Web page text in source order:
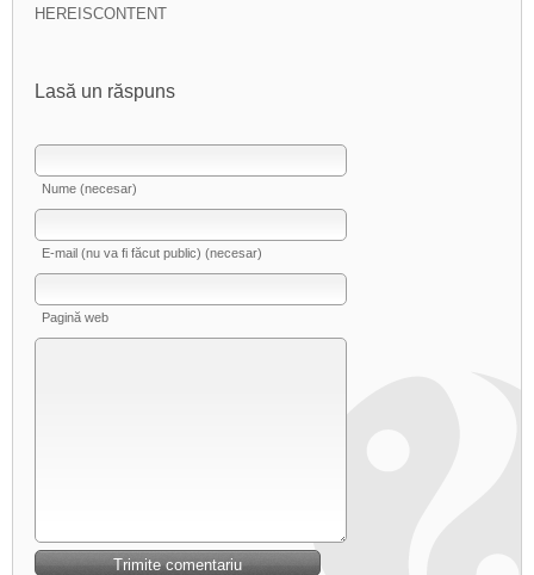
HEREISCONTENT
Lasă un răspuns
Nume (necesar)
E-mail (nu va fi făcut public) (necesar)
Pagină web